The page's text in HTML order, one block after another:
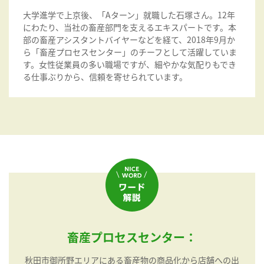
大学進学で上京後、「Aターン」就職した石塚さん。12年
にわたり、当社の畜産部門を支えるエキスパートです。本
部の畜産アシスタントバイヤーなどを経て、2018年9月か
ら「畜産プロセスセンター」のチーフとして活躍していま
す。女性従業員の多い職場ですが、細やかな気配りもでき
る仕事ぶりから、信頼を寄せられています。
畜産プロセスセンター：
秋田市御所野エリアにある畜産物の商品化から店舗への出